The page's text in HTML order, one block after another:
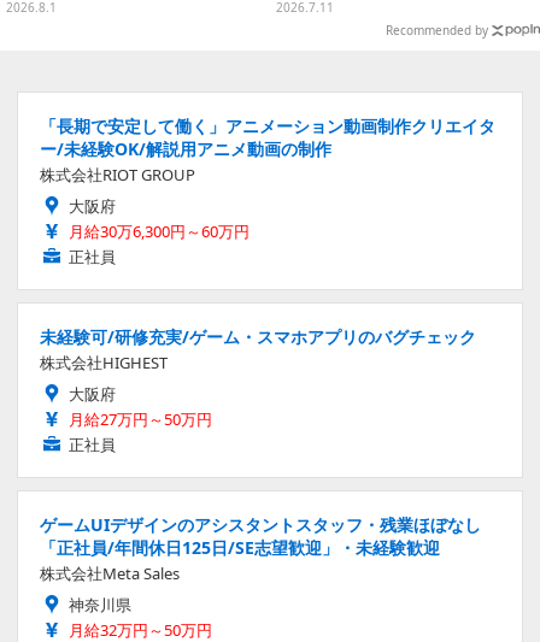
「アニバーサリーエキスパンショ
2026.8.1
ION」と「エーフィ・ブラッキー
セット」が対象
2026.7.11
Recommended by
「長期で安定して働く」アニメーション動画制作クリエイタ
ー/未経験OK/解説用アニメ動画の制作
株式会社RIOT GROUP
大阪府
月給30万6,300円～60万円
正社員
未経験可/研修充実/ゲーム・スマホアプリのバグチェック
株式会社HIGHEST
大阪府
月給27万円～50万円
正社員
ゲームUIデザインのアシスタントスタッフ・残業ほぼなし
「正社員/年間休日125日/SE志望歓迎」・未経験歓迎
株式会社Meta Sales
神奈川県
月給32万円～50万円